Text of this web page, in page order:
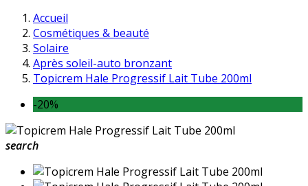
Accueil
Cosmétiques & beauté
Solaire
Après soleil-auto bronzant
Topicrem Hale Progressif Lait Tube 200ml
-20%
search